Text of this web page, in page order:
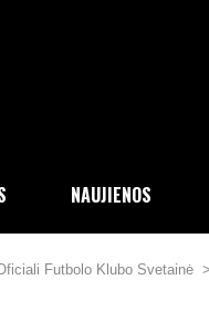
NAUJIENOS
Futbolo Klubo Svetainė >